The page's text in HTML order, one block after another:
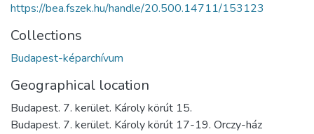
https://bea.fszek.hu/handle/20.500.14711/153123
Collections
Budapest-képarchívum
Geographical location
Budapest. 7. kerület. Károly körút 15.
Budapest. 7. kerület. Károly körút 17-19. Orczy-ház